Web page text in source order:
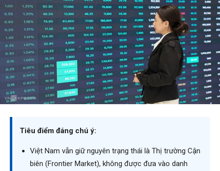
Tiêu điểm đáng chú ý:
Việt Nam vẫn giữ nguyên trạng thái là Thị trường Cận
biên (Frontier Market), không được đưa vào danh